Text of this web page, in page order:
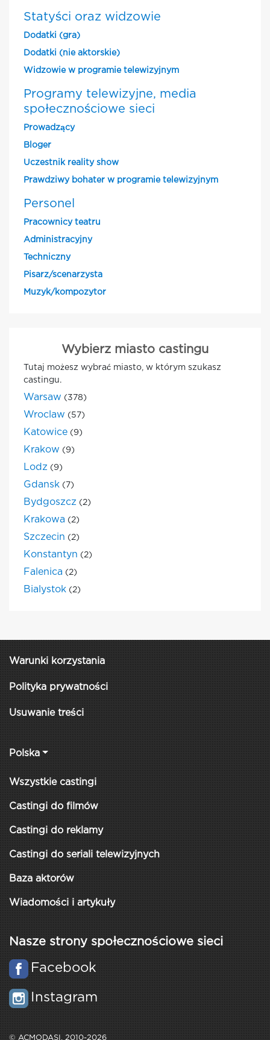
Statyści oraz widzowie
Dodatki (gra)
Dodatki (nie aktorskie)
Widzowie w programie telewizyjnym
Programy telewizyjne, media
społecznościowe sieci
Prowadzący
Bloger
Uczestnik reality show
Prawdziwy bohater w programie telewizyjnym
Personel
Pracownicy teatru
Administracyjny
Techniczny
Pisarz/scenarzysta
Muzyk/kompozytor
Wybierz miasto castingu
Tutaj możesz wybrać miasto, w którym szukasz
castingu.
Warsaw (378)
Wroclaw (57)
Katowice (9)
Krakow (9)
Lodz (9)
Gdansk (7)
Bydgoszcz (2)
Krakowa (2)
Szczecin (2)
Konstantyn (2)
Falenica (2)
Bialystok (2)
Warunki korzystania
Polityka prywatności
Usuwanie treści
Polska
Wszystkie castingi
Castingi do filmów
Castingi do reklamy
Castingi do seriali telewizyjnych
Baza aktorów
Wiadomości i artykuły
Nasze strony społecznościowe sieci
Facebook
Instagram
© ACMODASI, 2010-2026